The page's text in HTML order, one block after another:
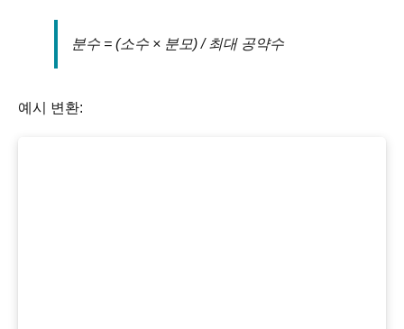
분수 = (소수 × 분모) / 최대 공약수
예시 변환: